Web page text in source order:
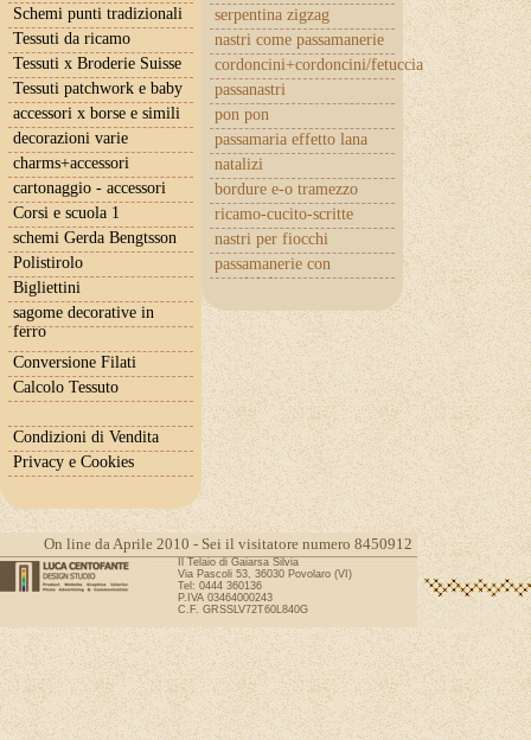
serpentina zigzag
nastri come passamanerie
cordoncini+cordoncini/fetuccia
passanastri
pon pon
passamaria effetto lana
natalizi
bordure e-o tramezzo
ricamo-cucito-scritte
nastri per fiocchi
passamanerie con
cuoricini
Schemi punti tradizionali
Tessuti da ricamo
Tessuti x Broderie Suisse
Tessuti patchwork e baby
accessori x borse e simili
decorazioni varie
charms+accessori
cartonaggio - accessori
Corsi e scuola 1
schemi Gerda Bengtsson
Polistirolo
Bigliettini
sagome decorative in
ferro
Conversione Filati
Calcolo Tessuto
Condizioni di Vendita
Privacy e Cookies
On line da Aprile 2010 - Sei il visitatore numero 8450912
Il Telaio di Gaiarsa Silvia
Via Pascoli 53, 36030 Povolaro (VI)
Tel: 0444 360136
P.IVA 03464000243
C.F. GRSSLV72T60L840G